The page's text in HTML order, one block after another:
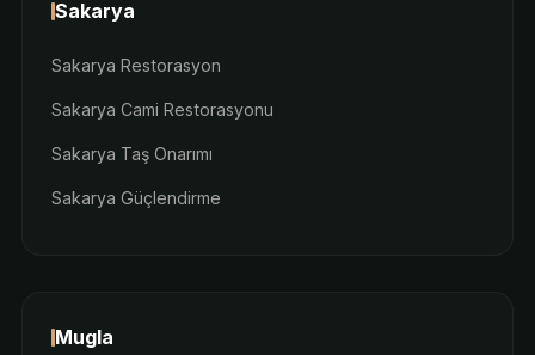
Sakarya
Sakarya Restorasyon
Sakarya Cami Restorasyonu
Sakarya Taş Onarımı
Sakarya Güçlendirme
Mugla